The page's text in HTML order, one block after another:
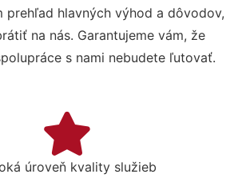
prehľad hlavných výhod a dôvodov,
na nás. Garantujeme vám, že
s nami nebudete ľutovať.
úroveň kvality služieb